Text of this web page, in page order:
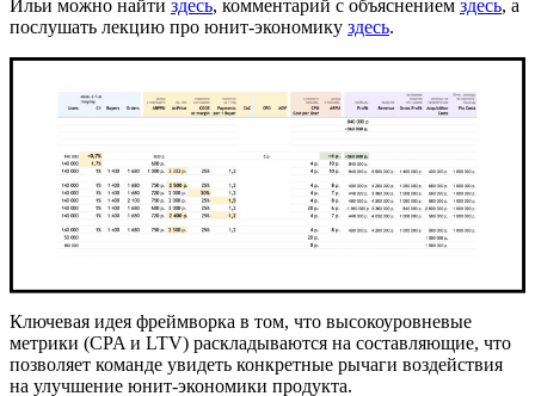
Ильи можно найти здесь, комментарий с объяснением здесь, а
послушать лекцию про юнит-экономику здесь.
Ключевая идея фреймворка в том, что высокоуровневые
метрики (CPA и LTV) раскладываются на составляющие, что
позволяет команде увидеть конкретные рычаги воздействия
на улучшение юнит-экономики продукта.